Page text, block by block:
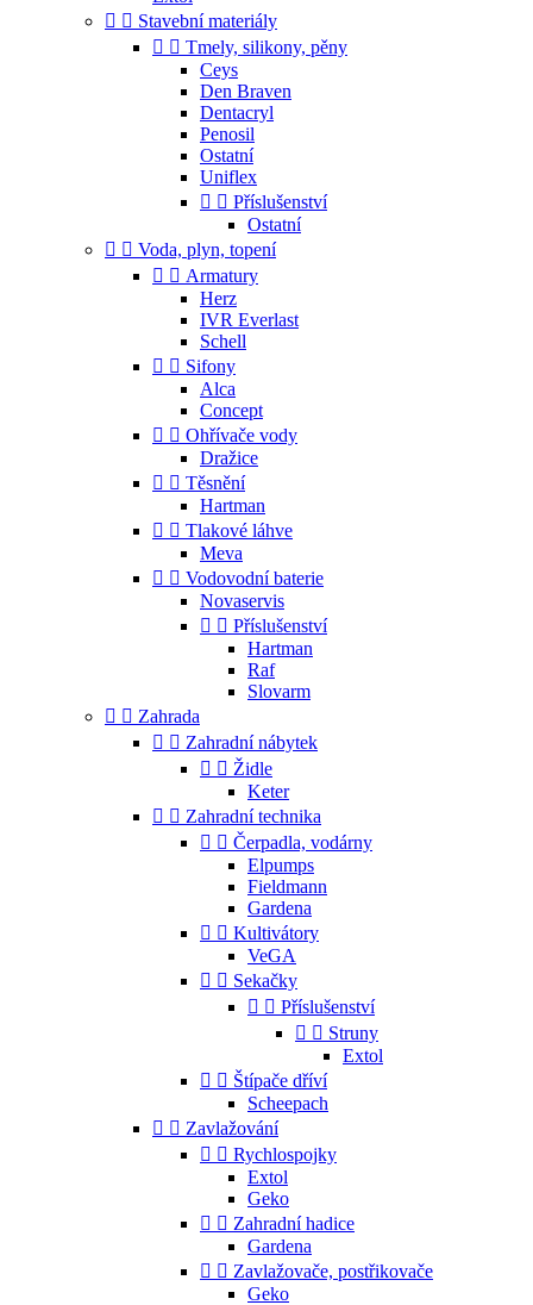
  Stavební materiály
  Tmely, silikony, pěny
Ceys
Den Braven
Dentacryl
Penosil
Ostatní
Uniflex
  Příslušenství
Ostatní
  Voda, plyn, topení
  Armatury
Herz
IVR Everlast
Schell
  Sifony
Alca
Concept
  Ohřívače vody
Dražice
  Těsnění
Hartman
  Tlakové láhve
Meva
  Vodovodní baterie
Novaservis
  Příslušenství
Hartman
Raf
Slovarm
  Zahrada
  Zahradní nábytek
  Židle
Keter
  Zahradní technika
  Čerpadla, vodárny
Elpumps
Fieldmann
Gardena
  Kultivátory
VeGA
  Sekačky
  Příslušenství
  Struny
Extol
  Štípače dříví
Scheepach
  Zavlažování
  Rychlospojky
Extol
Geko
  Zahradní hadice
Gardena
  Zavlažovače, postřikovače
Geko